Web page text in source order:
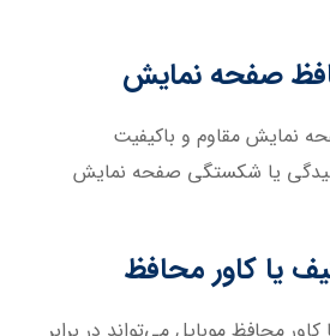
مقاوم و باکیفیت
یا شکستگی صفحه نمایش